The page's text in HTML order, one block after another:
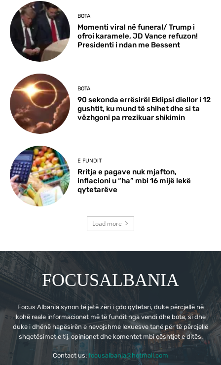
BOTA
Momenti viral në funeral/ Trump i
ofroi karamele, JD Vance refuzon!
Presidenti i ndan me Bessent
BOTA
90 sekonda errësirë! Eklipsi diellor i 12
gushtit, ku mund të shihet dhe si ta
vëzhgoni pa rrezikuar shikimin
E FUNDIT
Rritja e pagave nuk mjafton,
inflacioni u “ha” mbi 16 mijë lekë
qytetarëve
Load more
FOCUSALBANIA
Focus Albania synon të jetë zëri i çdo qytetari, duke përcjellë në
kohë reale informacionet më të fundit nga vendi dhe bota, si dhe
duke i dhënë hapësirën e nevojshme lexuesve tanë për të përcjellë
shqetësimet e tij, opinionet dhe komentet mbi çështjet e ditës.
Contact us:focusalbania@hotmail.com